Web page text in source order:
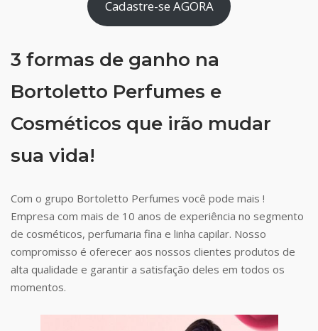
Cadastre-se AGORA
3 formas de ganho na
Bortoletto Perfumes e
Cosméticos que irão mudar
sua vida!
Com o grupo Bortoletto Perfumes você pode mais !
Empresa com mais de 10 anos de experiência no segmento
de cosméticos, perfumaria fina e linha capilar. Nosso
compromisso é oferecer aos nossos clientes produtos de
alta qualidade e garantir a satisfação deles em todos os
momentos.